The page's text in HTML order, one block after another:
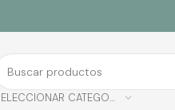
SELECCIONAR CATEGORÍA